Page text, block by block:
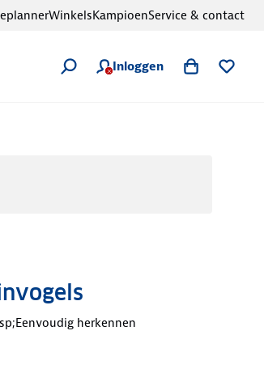
Inloggen
WinkelsKampioenService & contact
herkennen